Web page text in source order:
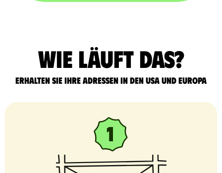
Wie läuft das?
Erhalten Sie Ihre Adressen in den USA und Europa